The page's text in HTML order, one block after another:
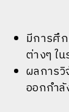
มีการศึ
ต่างๆ ใ
ผลการวิ
ออกกำ